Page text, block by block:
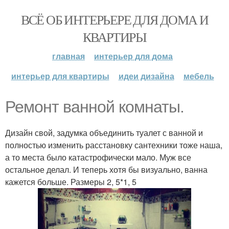
ВСЁ ОБ ИНТЕРЬЕРЕ ДЛЯ ДОМА И
КВАРТИРЫ
главная
интерьер для дома
интерьер для квартиры
идеи дизайна мебель
Ремонт ванной комнаты.
Дизайн свой, задумка объединить туалет с ванной и
полностью изменить расстановку сантехники тоже наша,
а то места было катастрофически мало. Муж все
остальное делал. И теперь хотя бы визуально, ванна
кажется больше. Размеры 2, 5*1, 5